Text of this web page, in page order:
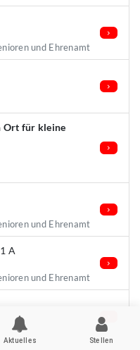
und Ehrenamt
Ort für kleine
und Ehrenamt
A
und Ehrenamt
Aktuelles Stellen